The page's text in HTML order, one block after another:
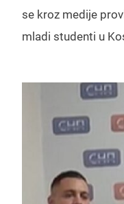
se kroz medije
mladi studenti u